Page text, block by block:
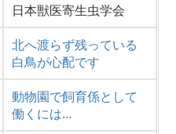
日本獣医寄生虫学会
北へ渡らず残っている
白鳥が心配です
動物園で飼育係として
働くには…